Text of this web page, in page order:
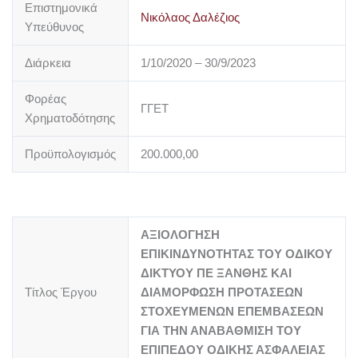
Επιστημονικά
Υπεύθυνος
Νικόλαος Δαλέζιος
Διάρκεια 1/10/2020 – 30/9/2023
Φορέας
Χρηματοδότησης
ΓΓΕΤ
Προϋπολογισμός 200.000,00
Τίτλος Έργου
ΑΞΙΟΛΟΓΗΣΗ
ΕΠΙΚΙΝΔΥΝΟΤΗΤΑΣ ΤΟΥ ΟΔΙΚΟΥ
ΔΙΚΤΥΟΥ ΠΕ ΞΑΝΘΗΣ ΚΑΙ
ΔΙΑΜΟΡΦΩΣΗ ΠΡΟΤΑΣΕΩΝ
ΣΤΟΧΕΥΜΕΝΩΝ ΕΠΕΜΒΑΣΕΩΝ
ΓΙΑ ΤΗΝ ΑΝΑΒΑΘΜΙΣΗ ΤΟΥ
ΕΠΙΠΕΔΟΥ ΟΔΙΚΗΣ ΑΣΦΑΛΕΙΑΣ